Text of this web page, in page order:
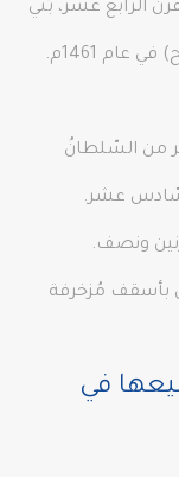
الرابع عشر، بُني
1461م.
من السّلطانُ
عشر.
ونصف.
بأسقف مُزخرفة
في